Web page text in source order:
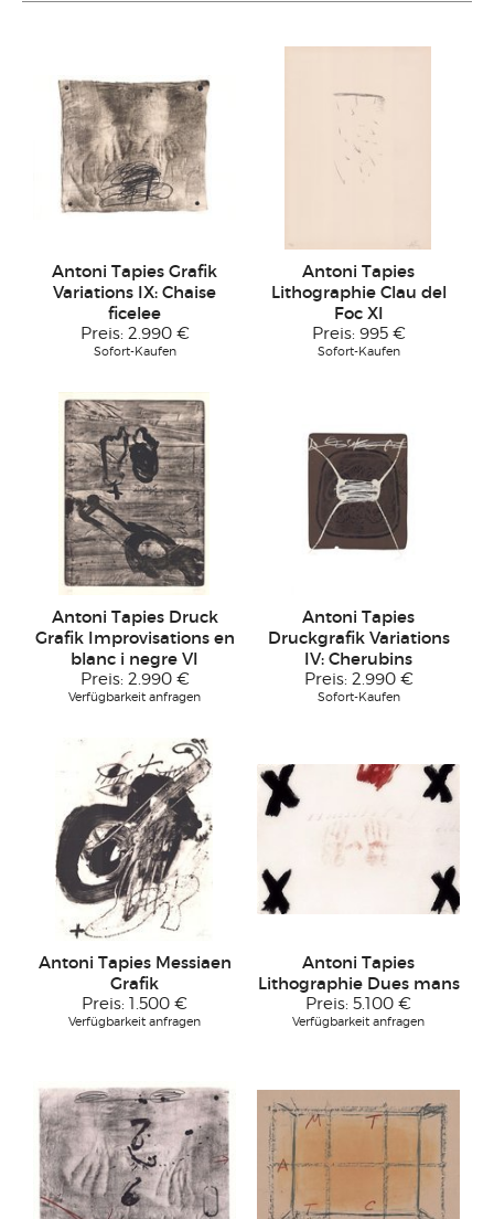
Antoni Tapies Grafik
Variations IX: Chaise
ficelee
Preis: 2.990 €
Sofort-Kaufen
Antoni Tapies
Lithographie Clau del
Foc XI
Preis: 995 €
Sofort-Kaufen
Antoni Tapies Druck
Grafik Improvisations en
blanc i negre VI
Preis: 2.990 €
Verfügbarkeit anfragen
Antoni Tapies
Druckgrafik Variations
IV: Cherubins
Preis: 2.990 €
Sofort-Kaufen
Antoni Tapies Messiaen
Grafik
Preis: 1.500 €
Verfügbarkeit anfragen
Antoni Tapies
Lithographie Dues mans
Preis: 5.100 €
Verfügbarkeit anfragen